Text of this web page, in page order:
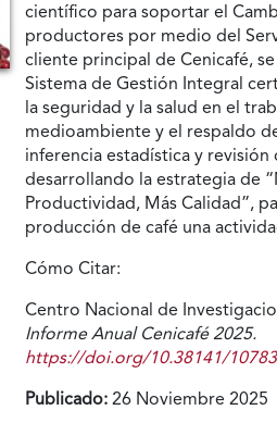
científico para soportar el
productores por medio del
cliente principal de Cenicafé,
Sistema de Gestión Integral
la seguridad y la salud en el
medioambiente y el respaldo
inferencia estadística y revisión
desarrollando la estrategia de
Productividad, Más Calidad”,
producción de café una
Cómo Citar:
Centro Nacional de
Informe Anual Cenicafé 2025.
https://doi.org/10.38141/
Publicado: 26 Noviembre 2025